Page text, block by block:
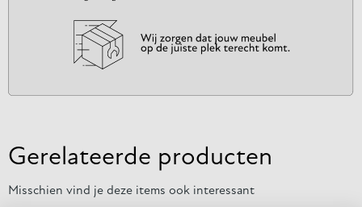
Gerelateerde producten
Misschien vind je deze items ook interessant